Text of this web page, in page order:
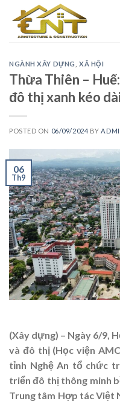
content
NGÀNH XÂY DỰNG XÃ HỘI
Thừa Thiên –
đô thị xanh kéo
POSTED ON 06/09/2024 BY
06
Th9
(Xây dựng) – Ngày 6/9,
và đô thị (Học viện
tỉnh Nghệ An tổ chức
triển đô thị thông minh
Trung tâm Hợp tác Việt